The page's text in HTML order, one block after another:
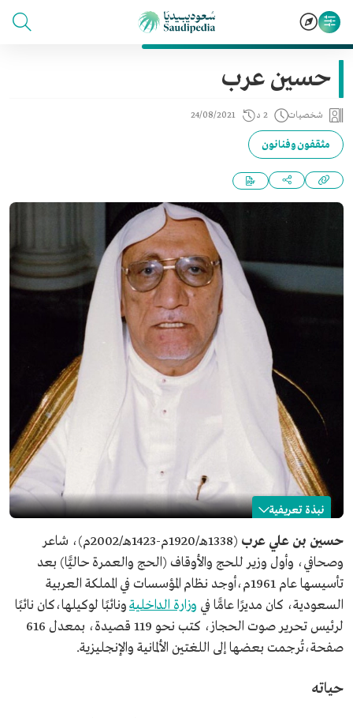
حسين عرب
شخصيات 2 د 24/08/2021
مثقفون وفنانون
نبذة تعريفية
حسين عرب
الاسم
حسين عرب.
تاريخ الميلاد
1338هـ/1920م.
تاريخ الوفاة
1423هـ/2002م.
مكان الميلاد
مكة المكرمة.
حسين بن علي عرب
(1338هـ/1920م-1423هـ/2002م)، شاعر
وصحافي، وأول وزير للحج والأوقاف (الحج والعمرة حاليًّا) بعد
تأسيسها عام 1961م،أوجد نظام المؤسسات في المملكة العربية
السعودية، كان مديرًا عامًّا في وزارة الداخليةونائبًا لوكيلها،كان نائبًا
لرئيس تحرير صوت الحجاز، كتب نحو 119 قصيدة، بمعدل 616
صفحة،تُرجمت بعضها إلى اللغتين الألمانية والإنجليزية.
حياته